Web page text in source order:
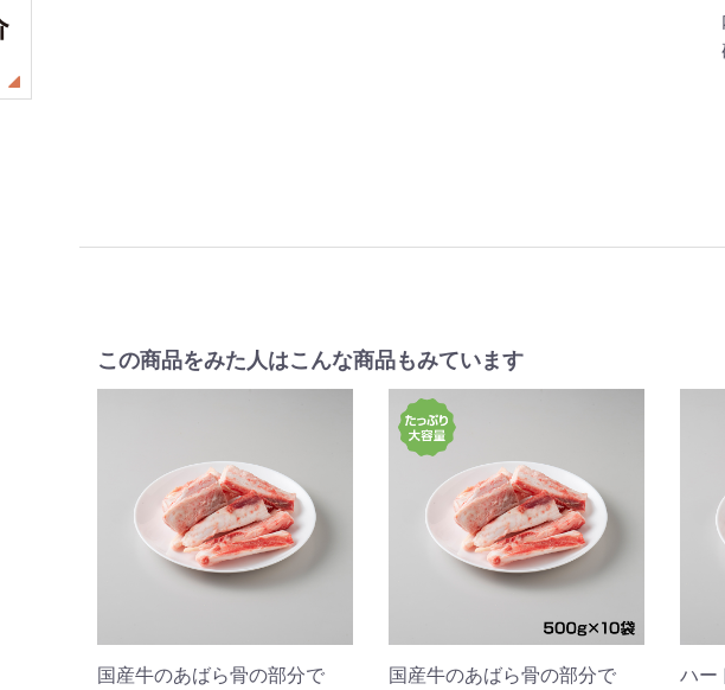
この商品をみた人はこんな商品もみています
国産牛のあばら骨の部分で
国産牛のあばら骨の部分で
ハー